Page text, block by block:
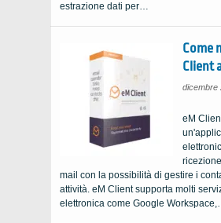
estrazione dati per…
Come
Client
dicembre
eM
mail con la possibilità di gestire i
attività. eM Client supporta molti
elettronica come Google